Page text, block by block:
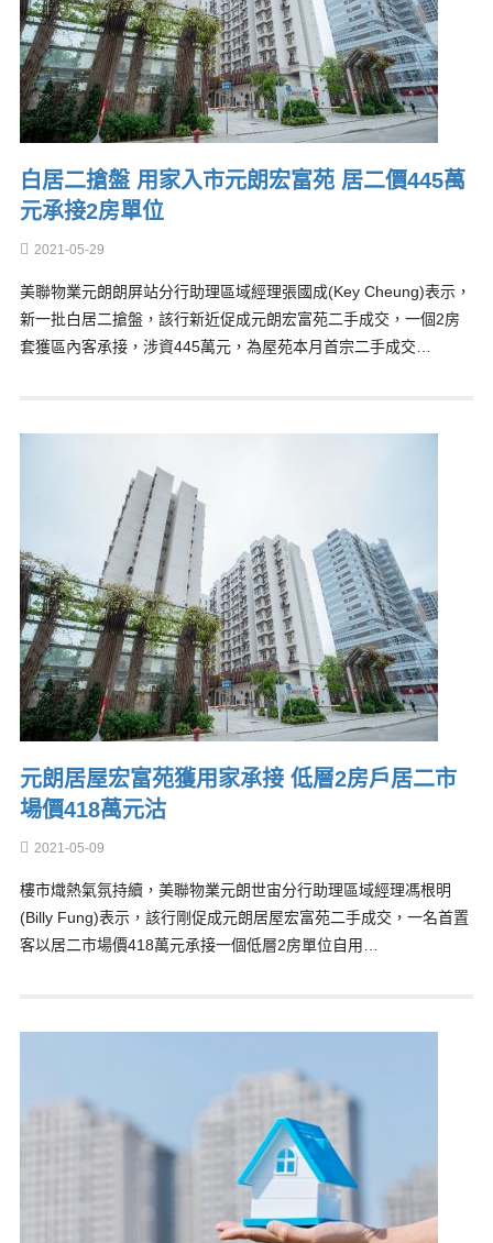
白居二搶盤 用家入市元朗宏富苑 居二價445萬
元承接2房單位
2021-05-29
美聯物業元朗朗屏站分行助理區域經理張國成(Key Cheung)表示，
新一批白居二搶盤，該行新近促成元朗宏富苑二手成交，一個2房
套獲區內客承接，涉資445萬元，為屋苑本月首宗二手成交…
元朗居屋宏富苑獲用家承接 低層2房戶居二市
場價418萬元沽
2021-05-09
樓市熾熱氣氛持續，美聯物業元朗世宙分行助理區域經理馮根明
(Billy Fung)表示，該行剛促成元朗居屋宏富苑二手成交，一名首置
客以居二市場價418萬元承接一個低層2房單位自用…